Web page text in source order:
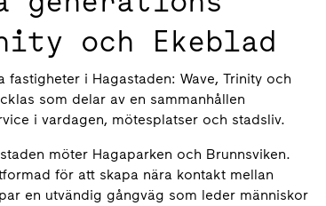
och Ekeblad
i Hagastaden: Wave, Trinity och
som delar av en sammanhållen
i vardagen, mötesplatser och stadsliv.
möter Hagaparken och Brunnsviken.
för att skapa nära kontakt mellan
en utvändig gångväg som leder människor